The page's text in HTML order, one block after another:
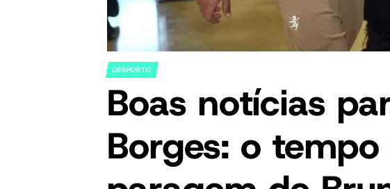
POSTED
IN
DESPORTO
Boas notícias
Borges: o